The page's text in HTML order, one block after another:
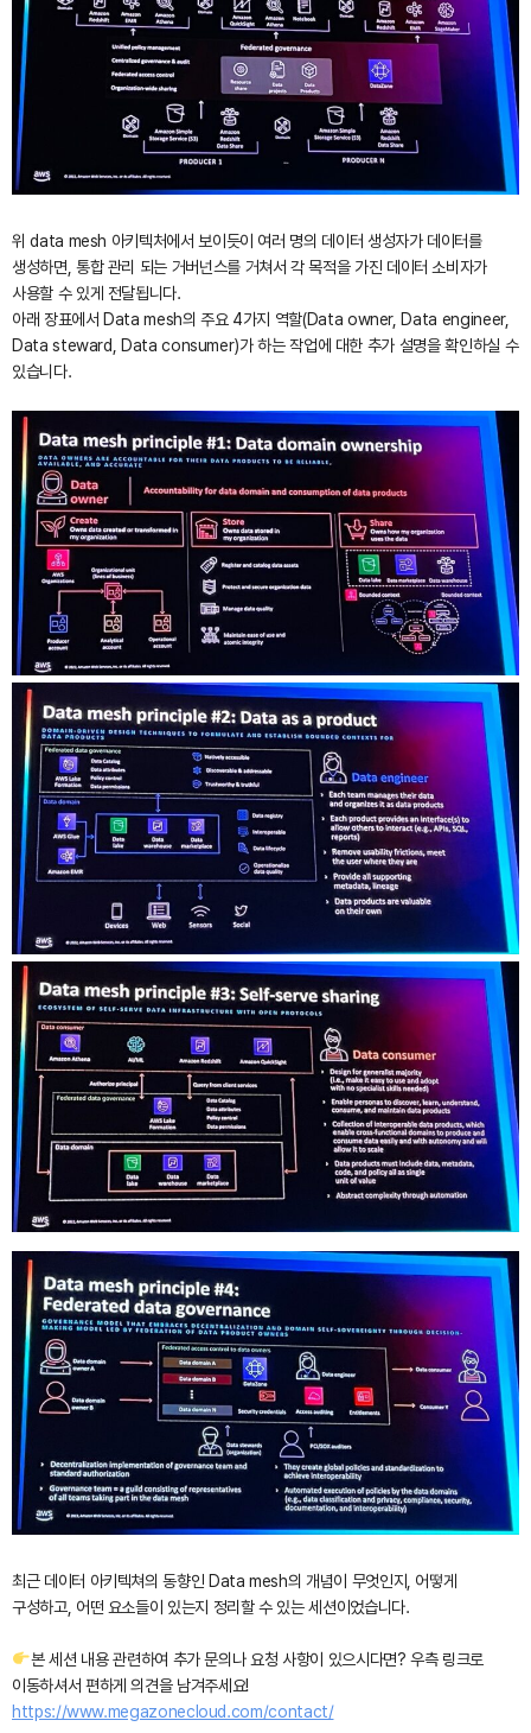
위 data mesh 아키텍처에서 보이듯이 여러 명의 데이터 생성자가 데이터를
생성하면, 통합 관리 되는 거버넌스를 거쳐서 각 목적을 가진 데이터 소비자가
사용할 수 있게 전달됩니다.
아래 장표에서 Data mesh의 주요 4가지 역할(Data owner, Data engineer,
Data steward, Data consumer)가 하는 작업에 대한 추가 설명을 확인하실 수
있습니다.
최근 데이터 아키텍쳐의 동향인 Data mesh의 개념이 무엇인지, 어떻게
구성하고, 어떤 요소들이 있는지 정리할 수 있는 세션이었습니다.
본 세션 내용 관련하여 추가 문의나 요청 사항이 있으시다면? 우측 링크로
이동하셔서 편하게 의견을 남겨주세요!
https://www.megazonecloud.com/contact/